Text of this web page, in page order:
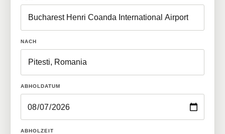
NACH
ABHOLDATUM
ABHOLZEIT